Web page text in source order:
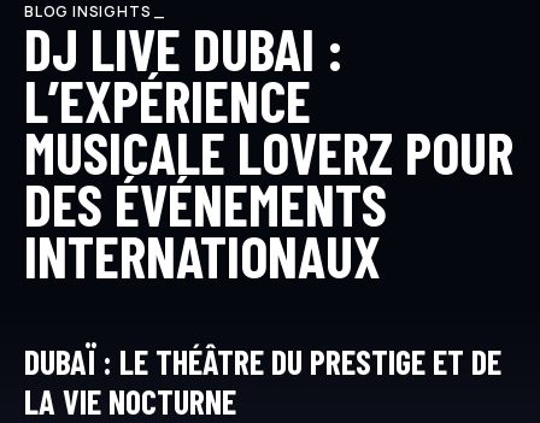
BLOG INSIGHTS _
DJ LIVE DUBAI :
L’EXPÉRIENCE
MUSICALE LOVERZ POUR
DES ÉVÉNEMENTS
INTERNATIONAUX
DUBAÏ : LE THÉÂTRE DU PRESTIGE ET DE
LA VIE NOCTURNE